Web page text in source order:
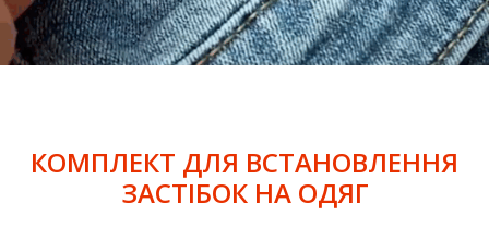
КОМПЛЕКТ ДЛЯ ВСТАНОВЛЕННЯ
ЗАСТІБОК НА ОДЯГ